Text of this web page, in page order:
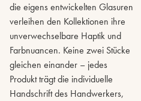
die eigens entwickelten Glasuren
verleihen den Kollektionen ihre
unverwechselbare Haptik und
Farbnuancen. Keine zwei Stücke
gleichen einander – jedes
Produkt trägt die individuelle
Handschrift des Handwerkers,